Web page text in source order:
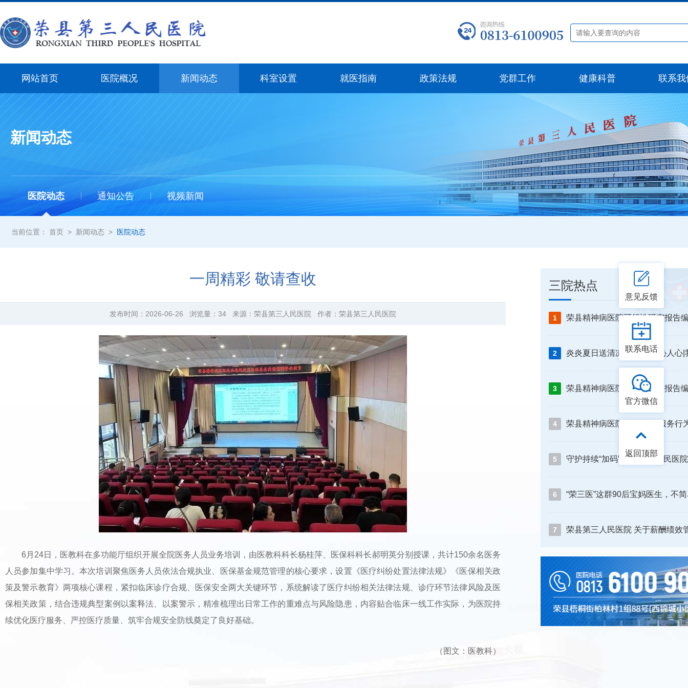
网站首页 医院概况 新闻动态 科室设置 就医指南 政策法规 党群工作 健康科普 联系我
新闻动态
医院动态 通知公告 视频新闻
当前位置： 首页 > 新闻动态 > 医院动态
三院热点
1
2
3
4
5
6 “荣三医”这群90后宝妈医生，不
7
一周精彩 敬请查收
发布时间： 2026-06-26 浏览量： 34 来源： 荣县第三人民医院 作者： 荣县第三人民医院
6月24日，医教科在多功能厅组织开展全院医务人员业务培训，由医教科科长杨桂萍、医保科科长郝明英分别授课，共计150余名医务
人员参加集中学习。本次培训聚焦医务人员依法合规执业、医保基金规范管理的核心要求，设置《医疗纠纷处置法律法规》《医保相关政
策及警示教育》两项核心课程，紧扣临床诊疗合规、医保安全两大关键环节，系统解读了医疗纠纷相关法律法规、诊疗环节法律风险及医
保相关政策，结合违规典型案例以案释法、以案警示，精准梳理出日常工作的重难点与风险隐患，内容贴合临床一线工作实际，为医院持
续优化医疗服务、严控医疗质量、筑牢合规安全防线奠定了良好基础。
（图文：医教科）
意见反馈
联系电话
官方微信
返回顶部